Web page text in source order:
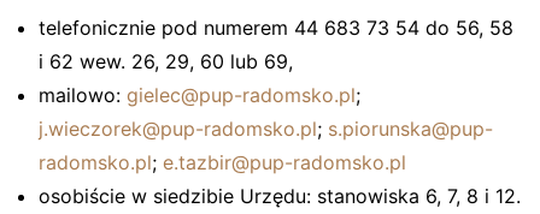
telefonicznie pod numerem 44 683 73 54 do 56, 58
i 62 wew. 26, 29, 60 lub 69,
mailowo: gielec@pup-radomsko.pl;
j.wieczorek@pup-radomsko.pl; s.piorunska@pup-
radomsko.pl; e.tazbir@pup-radomsko.pl
osobiście w siedzibie Urzędu: stanowiska 6, 7, 8 i 12.